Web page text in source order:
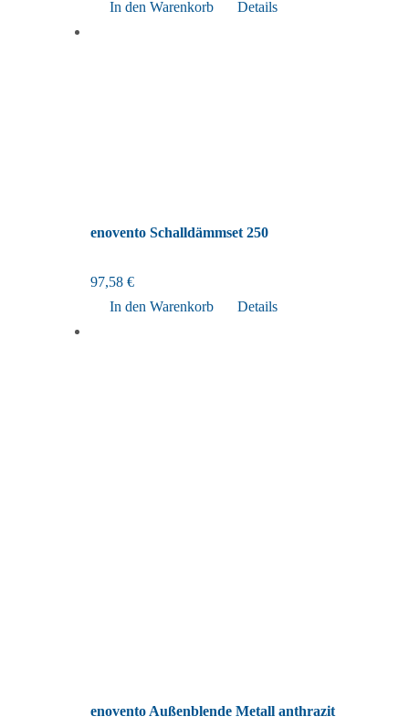
In den Warenkorb Details
enovento Schalldämmset 250
97,58€
In den Warenkorb
Details
enovento Außenblende Metall anthrazit